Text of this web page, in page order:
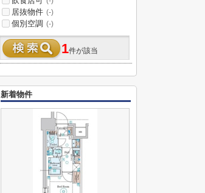
居抜物件 (-)
個別空調 (-)
1件が該当
新着物件